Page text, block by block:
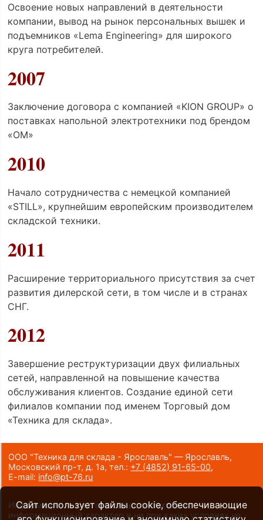
Освоение новых направлений в деятельности
компании, вывод на рынок персональных вышек и
подъемников «Lema Engineering» для широкого
круга потребителей.
2007
Заключение договора с компанией «KION GROUP» о
поставках напольной электротехники под брендом
«OM»
2010
Начало сотрудничества с немецкой компанией
«STILL», крупнейшим европейским производителем
складской техники.
2011
Расширение территориального присутствия за счет
развития дилерской сети, в том числе и в странах
СНГ.
2012
Завершение реструктуризации двух филиальных
сетей, направленной на повышение качества
обслуживания клиентов. Создание единой сети
филиалов компании под именем Торговый дом
«Техника для склада».
ООО "Техника для склада - Ярославль" — Ярославль,
Московский пр-т, д. 1а,тел.: +7 (4852) 91-65-00,
E-mail: info@pt-76.ru
Информация на сайте носит исключительно
информационный характер и ни при каких условиях не
Сайт использует файлы cookie, обеспечивающие